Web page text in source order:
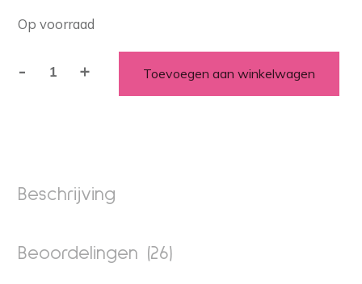
Op voorraad
-
aantal
+ Toevoegen aan winkelwagen
Beschrijving
Beoordelingen (26)